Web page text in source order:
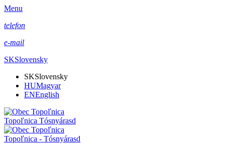
Menu
telefon
e-mail
SKSlovensky
SKSlovensky
HUMagyar
ENEnglish
Topoľnica Tósnyárasd
Topoľnica - Tósnyárasd